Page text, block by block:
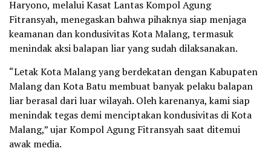
Haryono, melalui Kasat Lantas Kompol Agung
Fitransyah, menegaskan bahwa pihaknya siap menjaga
keamanan dan kondusivitas Kota Malang, termasuk
menindak aksi balapan liar yang sudah dilaksanakan.
“Letak Kota Malang yang berdekatan dengan Kabupaten
Malang dan Kota Batu membuat banyak pelaku balapan
liar berasal dari luar wilayah. Oleh karenanya, kami siap
menindak tegas demi menciptakan kondusivitas di Kota
Malang,” ujar Kompol Agung Fitransyah saat ditemui
awak media.